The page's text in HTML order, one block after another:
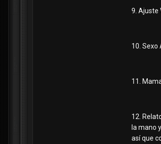
9. Ajuste
10. Sexo
11.
12.
la mano
así que